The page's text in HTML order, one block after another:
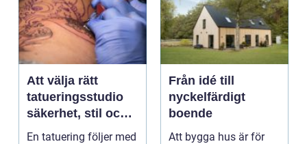
Att välja rätt
tatueringsstudio
säkerhet, stil och
känsla
En tatuering följer med
Från idé till
nyckelfärdigt
boende
Att bygga hus är för